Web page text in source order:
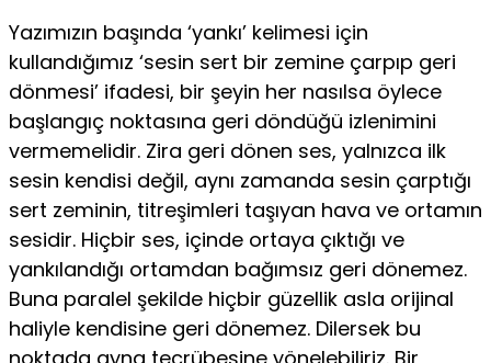
Yazımızın başında ‘yankı’ kelimesi için
kullandığımız ‘sesin sert bir zemine çarpıp geri
dönmesi’ ifadesi, bir şeyin her nasılsa öylece
başlangıç noktasına geri döndüğü izlenimini
vermemelidir. Zira geri dönen ses, yalnızca ilk
sesin kendisi değil, aynı zamanda sesin çarptığı
sert zeminin, titreşimleri taşıyan hava ve ortamın
sesidir. Hiçbir ses, içinde ortaya çıktığı ve
yankılandığı ortamdan bağımsız geri dönemez.
Buna paralel şekilde hiçbir güzellik asla orijinal
haliyle kendisine geri dönemez. Di­lersek bu